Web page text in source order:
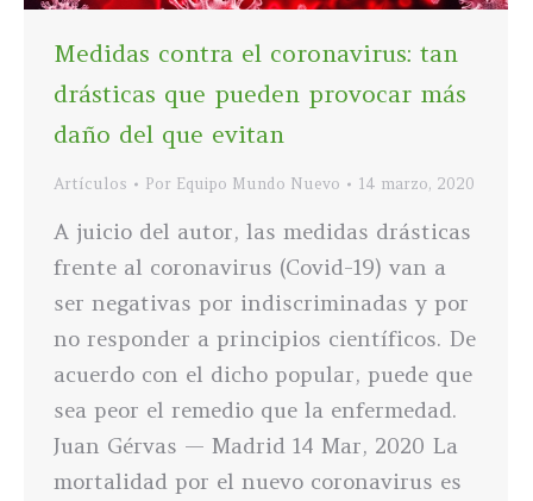
Medidas contra el coronavirus: tan
drásticas que pueden provocar más
daño del que evitan
Artículos Por Equipo Mundo Nuevo 14 marzo, 2020
A juicio del autor, las medidas drásticas
frente al coronavirus (Covid-19) van a
ser negativas por indiscriminadas y por
no responder a principios científicos. De
acuerdo con el dicho popular, puede que
sea peor el remedio que la enfermedad.
Juan Gérvas — Madrid 14 Mar, 2020 La
mortalidad por el nuevo coronavirus es